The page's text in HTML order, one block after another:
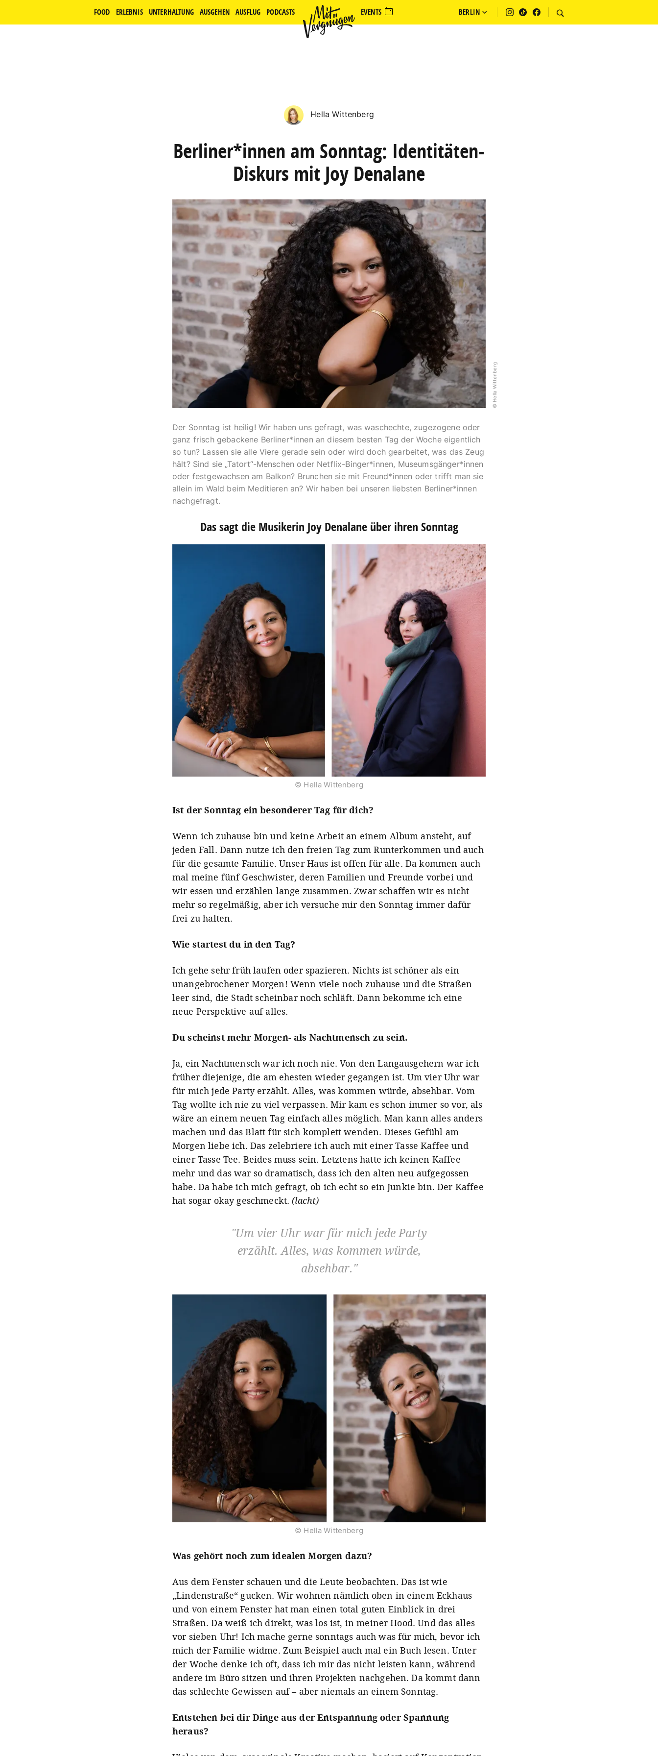
BERLIN
FOOD ERLEBNIS UNTERHALTUNG AUSGEHEN AUSFLUG PODCASTS EVENTS
Hella Wittenberg
Berliner*innen am Sonntag: Identitäten-
Diskurs mit Joy Denalane
© Hella Wittenberg
Der Sonntag ist heilig! Wir haben uns gefragt, was waschechte, zugezogene oder
ganz frisch gebackene Berliner*innen an diesem besten Tag der Woche eigentlich
so tun? Lassen sie alle Viere gerade sein oder wird doch gearbeitet, was das Zeug
hält? Sind sie „Tatort“-Menschen oder Netflix-Binger*innen, Museumsgänger*innen
oder festgewachsen am Balkon? Brunchen sie mit Freund*innen oder trifft man sie
allein im Wald beim Meditieren an? Wir haben bei unseren liebsten Berliner*innen
nachgefragt.
Das sagt die Musikerin Joy Denalane über ihren Sonntag
© Hella Wittenberg
Ist der Sonntag ein besonderer Tag für dich?
Wenn ich zuhause bin und keine Arbeit an einem Album ansteht, auf
jeden Fall. Dann nutze ich den freien Tag zum Runterkommen und auch
für die gesamte Familie. Unser Haus ist offen für alle. Da kommen auch
mal meine fünf Geschwister, deren Familien und Freunde vorbei und
wir essen und erzählen lange zusammen. Zwar schaffen wir es nicht
mehr so regelmäßig, aber ich versuche mir den Sonntag immer dafür
frei zu halten.
Wie startest du in den Tag?
Ich gehe sehr früh laufen oder spazieren. Nichts ist schöner als ein
unangebrochener Morgen! Wenn viele noch zuhause und die Straßen
leer sind, die Stadt scheinbar noch schläft. Dann bekomme ich eine
neue Perspektive auf alles.
Du scheinst mehr Morgen- als Nachtmensch zu sein.
Ja, ein Nachtmensch war ich noch nie. Von den Langausgehern war ich
früher diejenige, die am ehesten wieder gegangen ist. Um vier Uhr war
für mich jede Party erzählt. Alles, was kommen würde, absehbar. Vom
Tag wollte ich nie zu viel verpassen. Mir kam es schon immer so vor, als
wäre an einem neuen Tag einfach alles möglich. Man kann alles anders
machen und das Blatt für sich komplett wenden. Dieses Gefühl am
Morgen liebe ich. Das zelebriere ich auch mit einer Tasse Kaffee und
einer Tasse Tee. Beides muss sein. Letztens hatte ich keinen Kaffee
mehr und das war so dramatisch, dass ich den alten neu aufgegossen
habe. Da habe ich mich gefragt, ob ich echt so ein Junkie bin. Der Kaffee
hat sogar okay geschmeckt.(lacht)
Um vier Uhr war für mich jede Party
erzählt. Alles, was kommen würde,
absehbar.
© Hella Wittenberg
Was gehört noch zum idealen Morgen dazu?
Aus dem Fenster schauen und die Leute beobachten. Das ist wie
„Lindenstraße“ gucken. Wir wohnen nämlich oben in einem Eckhaus
und von einem Fenster hat man einen total guten Einblick in drei
Straßen. Da weiß ich direkt, was los ist, in meiner Hood. Und das alles
vor sieben Uhr! Ich mache gerne sonntags auch was für mich, bevor ich
mich der Familie widme. Zum Beispiel auch mal ein Buch lesen. Unter
der Woche denke ich oft, dass ich mir das nicht leisten kann, während
andere im Büro sitzen und ihren Projekten nachgehen. Da kommt dann
das schlechte Gewissen auf – aber niemals an einem Sonntag.
Entstehen bei dir Dinge aus der Entspannung oder Spannung
heraus?